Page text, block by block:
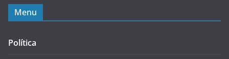
Menu
Política